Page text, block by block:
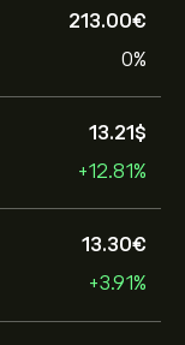
213.00‎€‎
0%
13.21‎$‎
+12.81%
13.30‎€‎
+3.91%